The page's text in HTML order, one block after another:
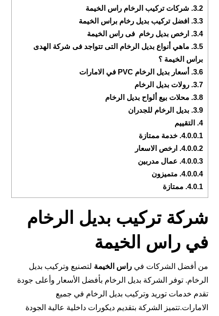
3.2. شركات تركيب الرخام راس الخيمة
3.3.
افضل تركيب بديل رخام براس الخيمة
3.4.
ارخص بديل رخام فى راس الخيمة
3.5. ماهي أنواع بديل الرخام التى تتواجد فى شركة الهدى
براس الخيمة ؟
3.6. أسعار بديل الرخام PVC في الامارات
3.7. رولات بديل الرخام
3.8. محلات بيع ألواح بديل الرخام
3.9. بديل الرخام للجدران
4.
التقييم
4.0.0.1. خدمة ممتازة
4.0.0.2.
ارخص الاسعار
4.0.0.3. عمال مدربين
4.0.0.4. متميزون
4.0.1. ممتازة
شركة تركيب بديل الرخام
في راس الخيمة
من أفضل الشركات فيراس الخيمة لتصنيع وتركيب بديل
الرخام. توفر الشركة بديل الرخام بأفضل الأسعار وأعلى جودة
تقدم خدمات توريد وتركيب بديل الرخام في جميع
الامارات.تتميز الشركة بتقديم ديكورات داخلية عالية الجودة